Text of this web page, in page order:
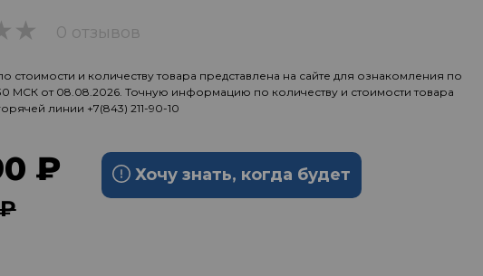
0 отзывов
стоимости и количеству товара представлена на сайте для ознакомления по
МСК от 08.08.2026. Точную информацию по количеству и стоимости товара
линии +7(843) 211-90-10
₽ Хочу знать, когда будет